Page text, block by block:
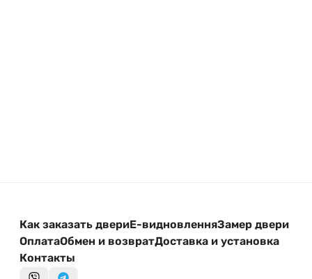
Как заказать двериЕ-видновленняЗамер двери
ОплатаОбмен и возвратДоставка и установка
Контакты